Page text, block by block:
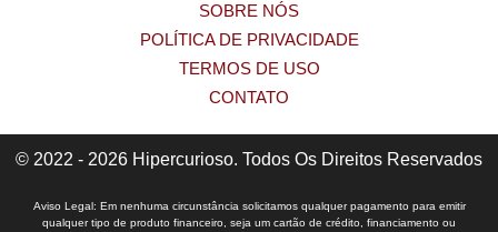
SOBRE NÓS
POLÍTICA DE PRIVACIDADE
TERMOS DE USO
CONTATO
© 2022 - 2026 Hipercurioso. Todos Os Direitos Reservados
Aviso Legal: Em nenhuma circunstância solicitamos qualquer pagamento para emitir
qualquer tipo de produto financeiro, seja um cartão de crédito, financiamento ou